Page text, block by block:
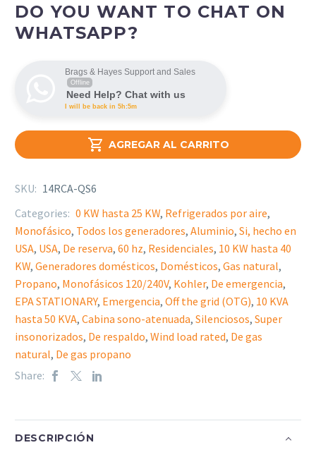
 AGREGAR AL CARRITO
DO YOU WANT TO CHAT ON
WHATSAPP?
Brags & Hayes Support and Sales
Offline
Need Help? Chat with us
I will be back in 5h:5m
SKU: 14RCA-QS6
Categories: 0 KW hasta 25 KW, Refrigerados por aire,
Monofásico, Todos los generadores, Aluminio, Si, hecho en
USA, USA, De reserva, 60 hz, Residenciales, 10 KW hasta 40
KW, Generadores domésticos, Domésticos, Gas natural,
Propano, Monofásicos 120/240V, Kohler, De emergencia,
EPA STATIONARY, Emergencia, Off the grid (OTG), 10 KVA
hasta 50 KVA, Cabina sono-atenuada, Silenciosos, Super
insonorizados, De respaldo, Wind load rated, De gas
natural, De gas propano
Share:
DESCRIPCIÓN